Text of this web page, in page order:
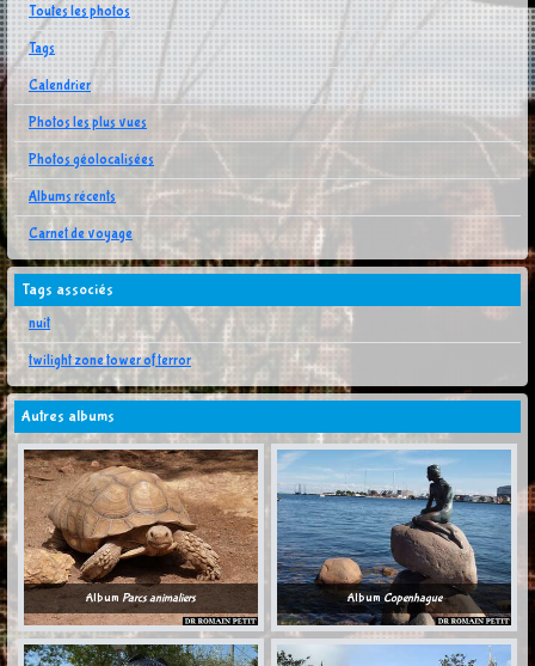
Toutes les photos
Tags
Calendrier
Photos les plus vues
Photos géolocalisées
Albums récents
Carnet de voyage
Tags associés
nuit
twilight zone tower of terror
Autres albums
Album Parcs animaliers Album Copenhague